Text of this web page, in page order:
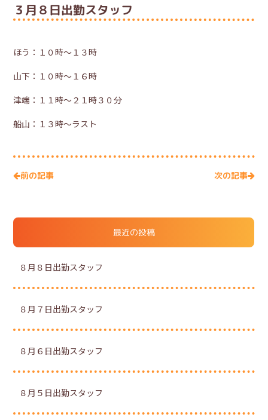
３月８日出勤スタッフ
ほう：１０時～１３時
山下：１０時～１６時
津端：１１時～２１時３０分
船山：１３時～ラスト
前の記事 次の記事
最近の投稿
８月８日出勤スタッフ
８月７日出勤スタッフ
８月６日出勤スタッフ
８月５日出勤スタッフ